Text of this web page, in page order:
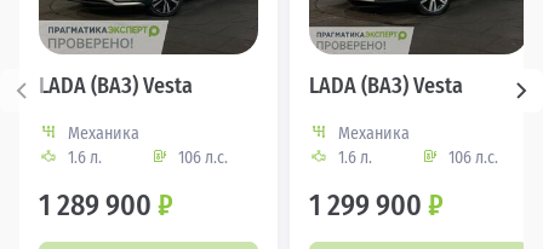
LADA (ВАЗ) Vesta
Механика
1.6 л.
106 л.с.
1 289 900 ₽
LADA (ВАЗ) Vesta
Механика
1.6 л.
106 л.с.
1 299 900 ₽